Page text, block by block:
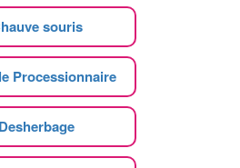
souris
Processionnaire
Desherbage